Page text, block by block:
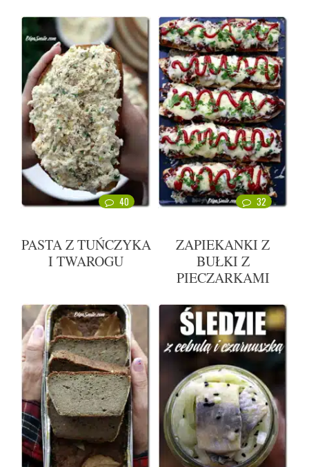
40
PASTA Z TUŃCZYKA
I TWAROGU
32
ZAPIEKANKI Z
BUŁKI Z
PIECZARKAMI